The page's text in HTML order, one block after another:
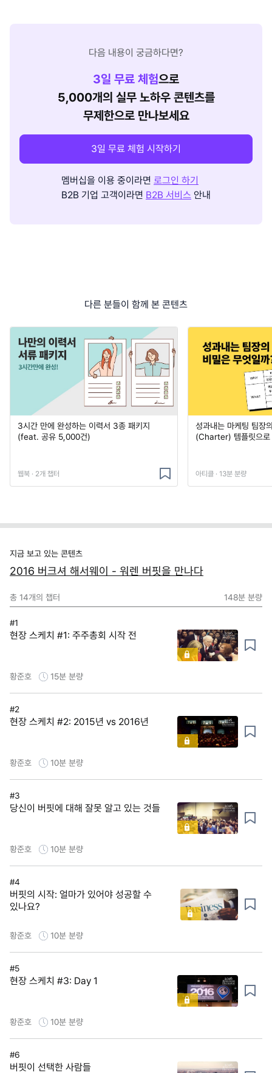
다음 내용이 궁금하다면?
3일 무료 체험으로
5,000개의 실무 노하우 콘텐츠를
무제한으로 만나보세요
3일 무료 체험 시작하기
멤버십을 이용 중이라면 로그인 하기
B2B 기업 고객이라면 B2B 서비스 안내
다른 분들이 함께 본 콘텐츠
3시간 만에 완성하는 이력서 3종 패키지
(feat. 공유 5,000건)
웹북 · 2개 챕터
성과내는 마케팅 팀장
(Charter) 템플릿으로
아티클 · 13분 분량
지금 보고 있는 콘텐츠
2016 버크셔 해서웨이 - 워렌 버핏을 만나다
총 14개의 챕터 148분 분량
#1
현장 스케치 #1: 주주총회 시작 전
황준호 15분 분량
#2
현장 스케치 #2: 2015년 vs 2016년
황준호 10분 분량
#3
당신이 버핏에 대해 잘못 알고 있는 것들
황준호 10분 분량
#4
버핏의 시작: 얼마가 있어야 성공할 수
있나요?
황준호 10분 분량
#5
현장 스케치 #3: Day 1
황준호 10분 분량
#6
버핏이 선택한 사람들